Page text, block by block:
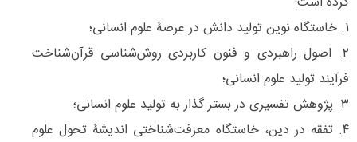
۱. خاستگاه نوین تولید دانش در عرصۀ علوم انسانی؛
۲. اصول راهبردی و فنون کاربردی روش‌شناسی قرآن‌شناخت
فرآیند تولید علوم انسانی؛
۳. پژوهش تفسیری در بستر گذار به تولید علوم انسانی؛
۴. تفقه در دین، خاستگاه معرفت‌‌‌شناختی اندیشۀ تحول علوم